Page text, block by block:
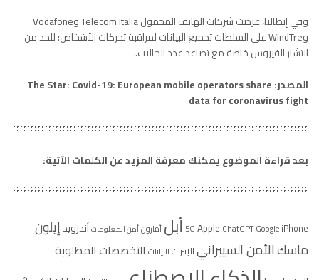
وفي إيطاليا، عرضت شركات الهاتف المحمول Telecom Italia وVodafone
وWindTre على السلطات تجميع البيانات لمراقبة تحركات الأشخاص؛ للحد من
انتشار الفيروس خاصة مع تصاعد عدد الحالات.
المصدر: The Star: Covid-19: European mobile operators share
data for coronavirus fight
بعد قراءة الموضوع يمكنك معرفة المزيد عن الكلمات الآتية:
5GApple ChatGPTGoogleiPhone أبل أمازونأمن المعلوماتأندرويدإيلون
ماسكالأمن السيبرانيالإنترنتالبيانات التخصصات المطلوبة